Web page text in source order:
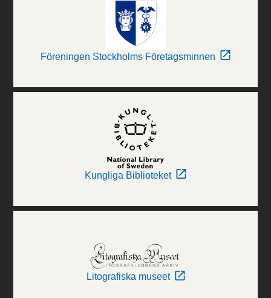
Föreningen Stockholms Företagsminnen
Kungliga Biblioteket
Litografiska museet